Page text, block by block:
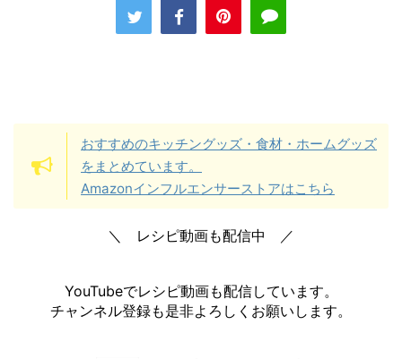
おすすめのキッチングッズ・食材・ホームグッズ
をまとめています。
Amazonインフルエンサーストアはこちら
＼ レシピ動画も配信中 ／
YouTubeでレシピ動画も配信しています。
チャンネル登録も是非よろしくお願いします。